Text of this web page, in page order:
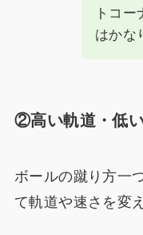
トコ
はかな
②高い軌道・低
ボールの蹴り方一
て軌道や速さを変